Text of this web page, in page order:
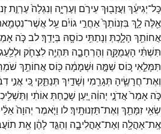
כָּל־יְגִיעֵ֔ךְ וַעֲזָב֖וּךְעֵירֹ֣ם וְעֶרְיָ֑ה וְנִגְלָה֙עֶרְוַ֣ת
אֵ֖לֶּה לָ֑ךְ בִּזְנוֹתֵךְ֙אַחֲרֵ֣י גוֹיִ֔ם עַ֥לאֲשֶׁר־
אֲחוֹתֵ֖ךְ הָלָ֑כְתְּ וְנָתַתִּ֥י כוֹסָ֖הּ בְּיָדֵֽךְ׃לבכֹּ֤ה
תִּשְׁתִּ֔י הָעֲמֻקָּ֖ה וְהָרְחָבָ֑ה תִּהְיֶ֥ה לִצְחֹ֛ק וּלְלַ֖עַג
תִּמָּלֵ֑אִי כּ֚וֹס שַׁמָּ֣ה וּשְׁמָמָ֔ה כּ֖וֹסאֲחוֹתֵ֥ךְ
וְאֶת־חֲרָשֶׂ֛יהָ תְּגָרֵ֖מִי וְשָׁדַ֣יִךְ תְּנַתֵּ֑קִי כִּ֚י אֲנִ֣י
כֹּ֤ה אָמַר֙אֲדֹנָ֣י יְהוִ֔ה יַ֚עַן שָׁכַ֣חַתְּאוֹתִ֔י
שְׂאִ֥י זִמָּתֵ֖ךְ וְאֶת־תַּזְנוּתָֽיִךְ׃לו וַיֹּ֤אמֶר יְהוָה֙אֵלַ֔י
אֶֽת־אָהֳלָ֖ה וְאֶת־אָהֳלִיבָ֑ה וְהַגֵּ֣דלָהֶ֔ן אֵ֖ת